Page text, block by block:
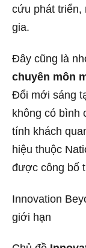
cứu phát triển,
gia.
Đây cũng là
chuyên môn
Đổi mới sáng
không có bình
tính khách
hiệu thuộc
được công bố
Innovation
giới hạn